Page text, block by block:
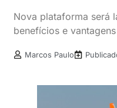
Nova plataforma será
benefícios e
Marcos Paulo